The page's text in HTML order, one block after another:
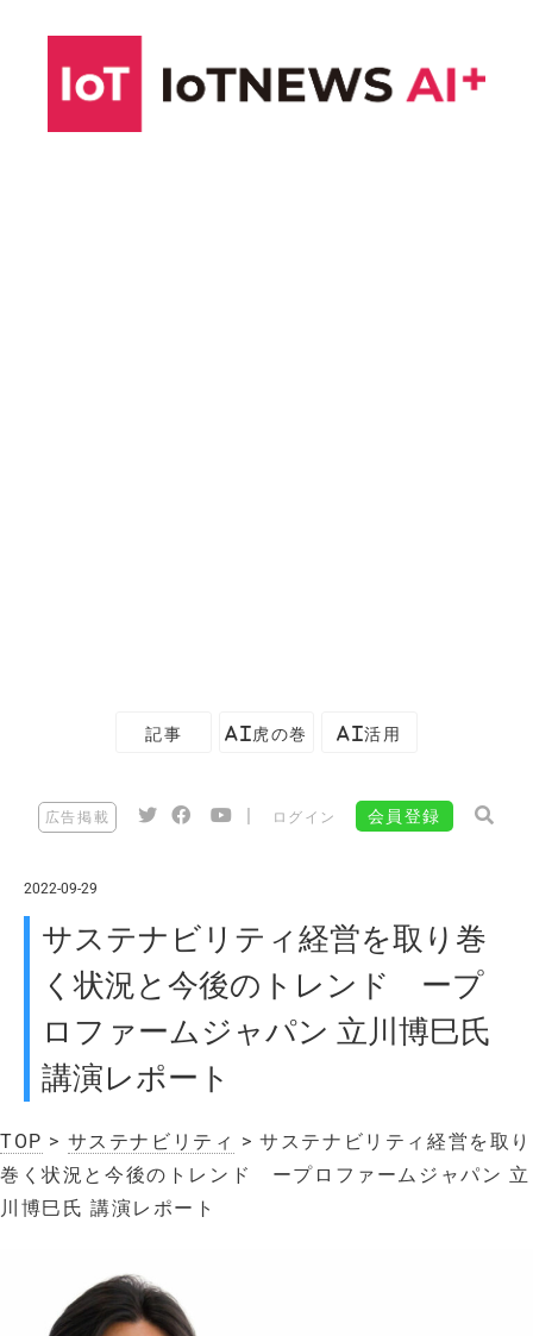
記事 AI虎の巻 AI活用
広告掲載 ログイン 会員登録
2022-09-29
サステナビリティ経営を取り巻
く状況と今後のトレンド ープ
ロファームジャパン 立川博巳氏
講演レポート
TOP > サステナビリティ > サステナビリティ経営を取り
巻く状況と今後のトレンド ープロファームジャパン 立
川博巳氏 講演レポート